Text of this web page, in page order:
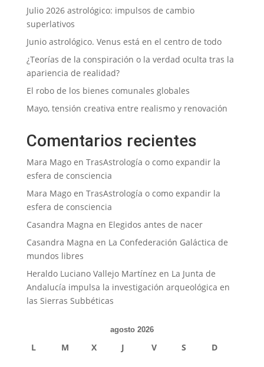
Julio 2026 astrológico: impulsos de cambio
superlativos
Junio astrológico. Venus está en el centro de todo
¿Teorías de la conspiración o la verdad oculta tras la
apariencia de realidad?
El robo de los bienes comunales globales
Mayo, tensión creativa entre realismo y renovación
Comentarios recientes
Mara Magoen TrasAstrología o como expandir la
esfera de consciencia
Mara Magoen TrasAstrología o como expandir la
esfera de consciencia
Casandra Magna en Elegidos antes de nacer
Casandra Magna en La Confederación Galáctica de
mundos libres
Heraldo Luciano Vallejo Martínez en La Junta de
Andalucía impulsa la investigación arqueológica en
las Sierras Subbéticas
agosto 2026
L M X J V S D